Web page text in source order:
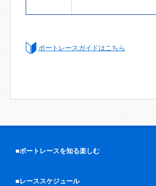
ボートレースガイドはこちら
■ボートレースを知る楽しむ
■レーススケジュール